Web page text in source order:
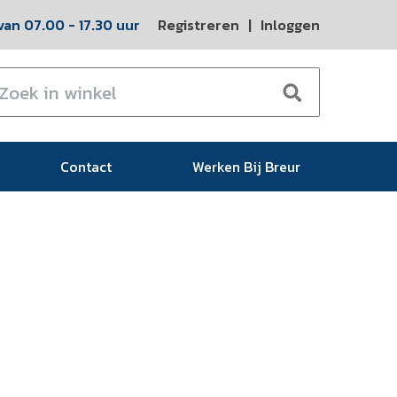
07.00 - 17.30 uur Registreren | Inloggen
Contact Werken Bij Breur